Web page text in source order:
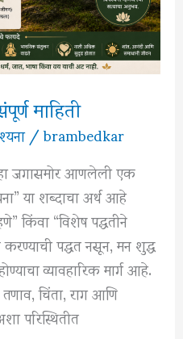
माहिती
/brambedkar
जगासमोर आणलेली एक
या शब्दाचा अर्थ आहे
किंवा “विशेष पद्धतीने
पद्धत नसून, मन शुद्ध
व्यावहारिक मार्ग आहे.
चिंता, राग आणि
परिस्थितीत